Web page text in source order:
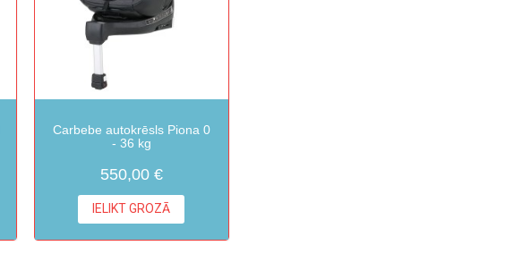
Carbebe autokrēsls Piona 0
- 36 kg
550,00 €
IELIKT GROZĀ